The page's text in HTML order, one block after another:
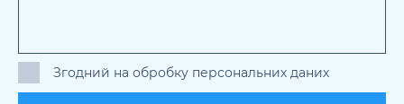
Згодний на обробку персональних даних